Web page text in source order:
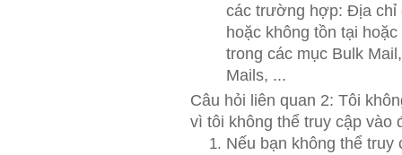
các trường hợp: Địa chỉ
hoặc không tồn tại
trong các mục Bulk
Mails, ...
Câu hỏi liên quan 2: Tôi
vì tôi không thể truy cập vào
Nếu bạn không thể truy